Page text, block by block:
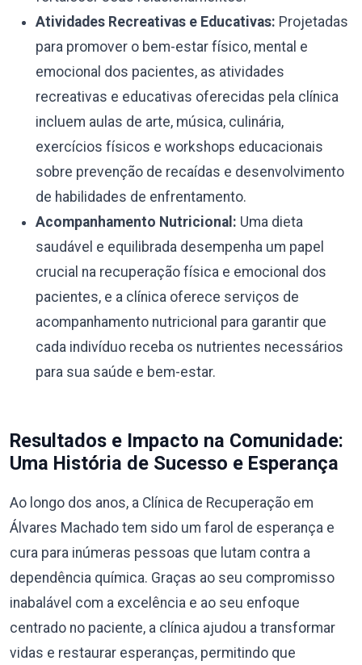
Atividades Recreativas e Educativas: Projetadas
para promover o bem-estar físico, mental e
emocional dos pacientes, as atividades
recreativas e educativas oferecidas pela clínica
incluem aulas de arte, música, culinária,
exercícios físicos e workshops educacionais
sobre prevenção de recaídas e desenvolvimento
de habilidades de enfrentamento.
Acompanhamento Nutricional: Uma dieta
saudável e equilibrada desempenha um papel
crucial na recuperação física e emocional dos
pacientes, e a clínica oferece serviços de
acompanhamento nutricional para garantir que
cada indivíduo receba os nutrientes necessários
para sua saúde e bem-estar.
Resultados e Impacto na Comunidade:
Uma História de Sucesso e Esperança
Ao longo dos anos, a Clínica de Recuperação em
Álvares Machado tem sido um farol de esperança e
cura para inúmeras pessoas que lutam contra a
dependência química. Graças ao seu compromisso
inabalável com a excelência e ao seu enfoque
centrado no paciente, a clínica ajudou a transformar
vidas e restaurar esperanças, permitindo que